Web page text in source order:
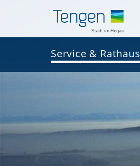
Service & Rathaus